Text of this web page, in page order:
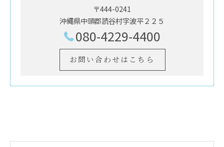
〒444-0241
沖縄県中頭郡読谷村字波平２２５
080-4229-4400
お問い合わせはこちら